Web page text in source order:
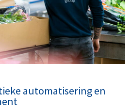
automatisering en